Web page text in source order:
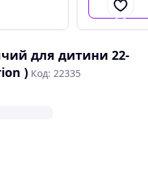
для дитини 22-
) Код: 22335